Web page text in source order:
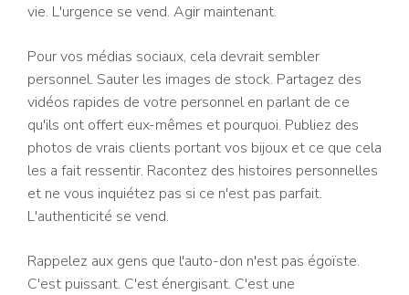
vie. L'urgence se vend. Agir maintenant.
Pour vos médias sociaux, cela devrait sembler
personnel. Sauter les images de stock. Partagez des
vidéos rapides de votre personnel en parlant de ce
qu'ils ont offert eux-mêmes et pourquoi. Publiez des
photos de vrais clients portant vos bijoux et ce que cela
les a fait ressentir. Racontez des histoires personnelles
et ne vous inquiétez pas si ce n'est pas parfait.
L'authenticité se vend.
Rappelez aux gens que l'auto-don n'est pas égoïste.
C'est puissant. C'est énergisant. C'est une